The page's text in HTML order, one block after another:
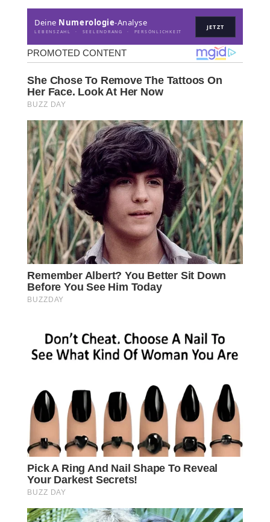
Deine Numerologie-Analyse
LEBENSZAHL · SEELENDRANG · PERSÖNLICHKEIT
JETZT